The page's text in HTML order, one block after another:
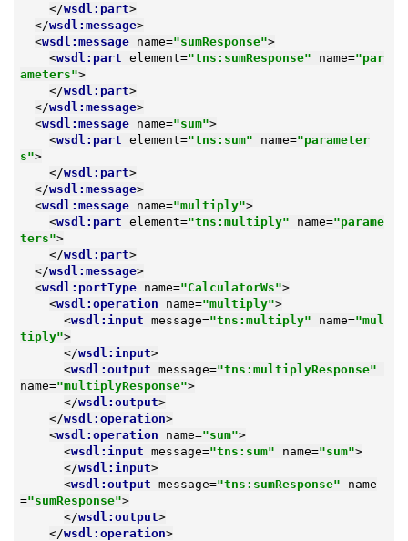
</wsdl:part>
</wsdl:message>
<wsdl:message name="sumResponse">
<wsdl:part element="tns:sumResponse" name="par
ameters">
</wsdl:part>
</wsdl:message>
<wsdl:message name="sum">
<wsdl:part element="tns:sum" name="parameter
s">
</wsdl:part>
</wsdl:message>
<wsdl:message name="multiply">
<wsdl:part element="tns:multiply" name="parame
ters">
</wsdl:part>
</wsdl:message>
<wsdl:portType name="CalculatorWs">
<wsdl:operation name="multiply">
<wsdl:input message="tns:multiply" name="mul
tiply">
</wsdl:input>
<wsdl:output message="tns:multiplyResponse"
name="multiplyResponse">
</wsdl:output>
</wsdl:operation>
<wsdl:operation name="sum">
<wsdl:input message="tns:sum" name="sum">
</wsdl:input>
<wsdl:output message="tns:sumResponse"
name
="sumResponse">
</wsdl:output>
</wsdl:operation>